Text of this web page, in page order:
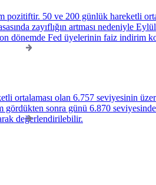
50 ve 200 günlük hareketli
zayıflığın artması nedeniyle
Fed üyelerinin faiz indirim
ortalaması olan 6.757 seviyesinin
sonra günü 6.870
değerlendirilebilir.